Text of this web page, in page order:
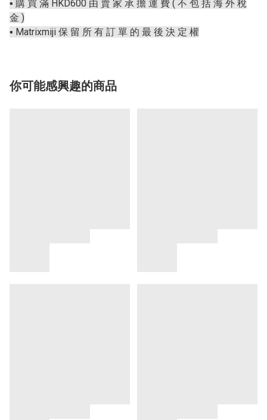
▪️ 購 買 滿 HKD600 由 賣 家 承 擔 運 費 ( 不 包 括 海 外 稅
金 )
▪️ Matrixmiji 保 留 所 有 訂 單 的 最 後 決 定 權
你可能感興趣的商品